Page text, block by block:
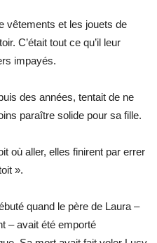
vêtements et les jouets de
C’était tout ce qu’il leur
impayés.
des années, tentait de ne
paraître solide pour sa fille.
où aller, elles finirent par errer
».
quand le père de Laura –
– avait été emporté